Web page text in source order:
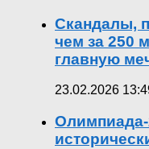
Скандалы,
чем за 250
главную
23.02.2026
Олимпиада-